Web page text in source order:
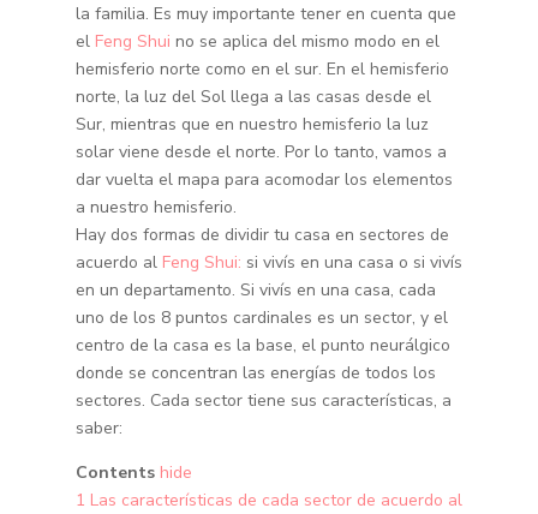
la familia. Es muy importante tener en cuenta que
el Feng Shui no se aplica del mismo modo en el
hemisferio norte como en el sur. En el hemisferio
norte, la luz del Sol llega a las casas desde el
Sur, mientras que en nuestro hemisferio la luz
solar viene desde el norte. Por lo tanto, vamos a
dar vuelta el mapa para acomodar los elementos
a nuestro hemisferio.
Hay dos formas de dividir tu casa en sectores de
acuerdo al Feng Shui: si vivís en una casa o si vivís
en un departamento. Si vivís en una casa, cada
uno de los 8 puntos cardinales es un sector, y el
centro de la casa es la base, el punto neurálgico
donde se concentran las energías de todos los
sectores. Cada sector tiene sus características, a
saber:
Contents hide
1 Las características de cada sector de acuerdo al